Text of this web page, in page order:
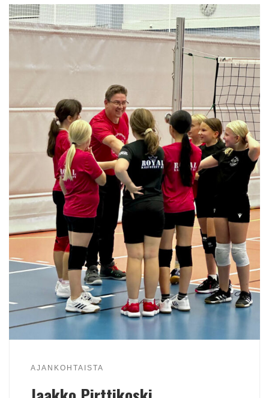
AJANKOHTAISTA